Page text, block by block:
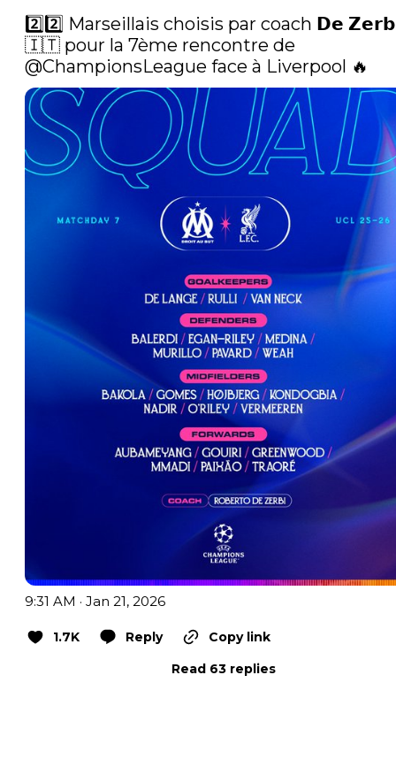
2️⃣2️⃣ Marseillais choisis par coach 𝗗𝗲
@ChampionsLeague face à Liverpool 🔥
9:31 AM · Jan 21, 2026
1.7K Reply
Copy link
Read 63 replies